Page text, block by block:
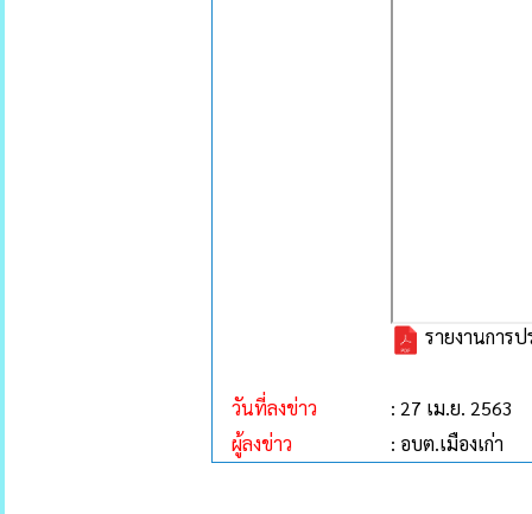
รายงานการ
วันที่ลงข่าว
: 27 เม.ย. 2563
ผู้ลงข่าว
: อบต.เมืองเก่า